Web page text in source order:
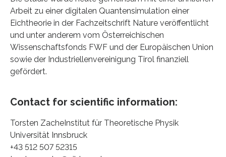
Arbeit zu einer digitalen Quantensimulation einer
Eichtheorie in der Fachzeitschrift Nature veröffentlicht
und unter anderem vom Österreichischen
Wissenschaftsfonds FWF und der Europäischen Union
sowie der Industriellenvereinigung Tirol finanziell
gefördert.
Contact for scientific information:
Torsten ZacheInstitut für Theoretische Physik
Universität Innsbruck
+43 512 507 52315